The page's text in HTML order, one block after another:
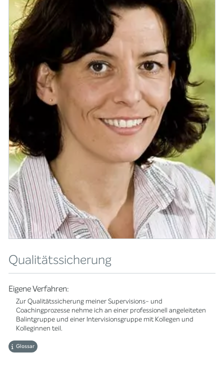
Qualitätssicherung
Eigene Verfahren:
Zur Qualitätssicherung meiner Supervisions- und
Coachingprozesse nehme ich an einer professionell angeleiteten
Balintgruppe und einer Intervisionsgruppe mit Kollegen und
Kolleginnen teil.
Glossar